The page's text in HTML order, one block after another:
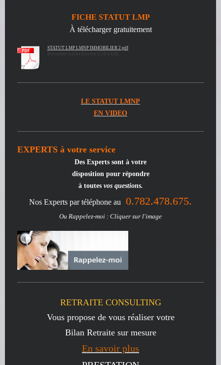
FICHE STATUT LMP
À télécharger gratuitement
STATUT LMP LMNP IMMOBILIER 2.pdf
Document Adobe Acrobat [528.0 KB]
LE STATUT LMNP
EN VIDEO
EXPERTS à votre service
Des Experts sont à votre
disposition pour répondre
à toutes vos questions.
Nos Experts par téléphone au 0.782.478.675.
Ou Rappelez-moi : Cliquer sur l'image
RETRAITE CONSULTING
Vous propose de vous réaliser votre
Bilan Retraite sur mesure
En savoir plus